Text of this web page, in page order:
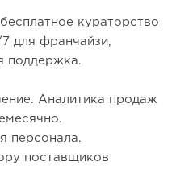
кураторство
для франчайзи,
поддержка.
Аналитика продаж
персонала.
поставщиков